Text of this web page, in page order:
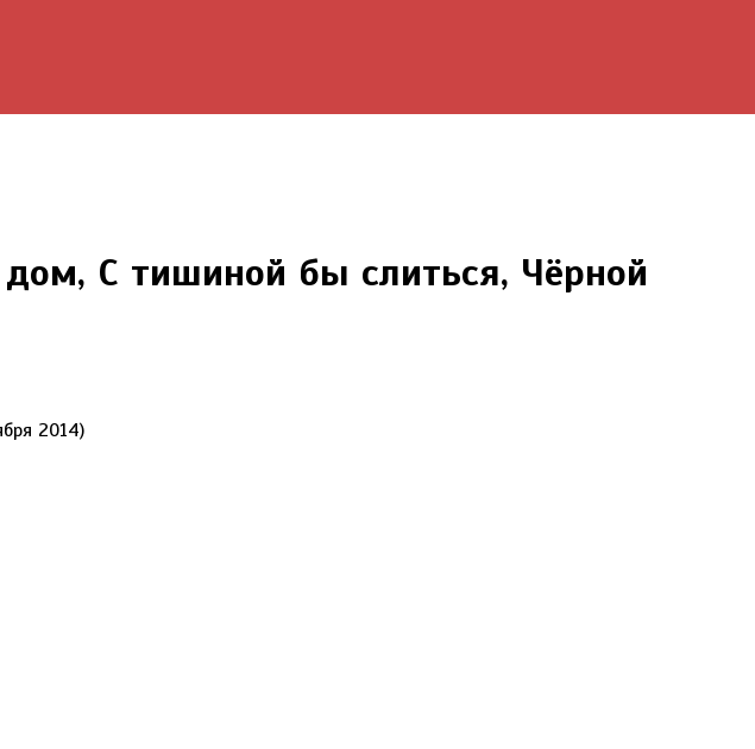
дом, С тишиной бы слиться, Чёрной
2014)